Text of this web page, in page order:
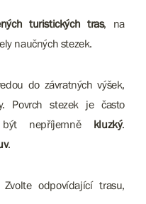
turistických tras, na
naučných stezek.
do závratných výšek,
Povrch stezek je často
nepříjemně kluzký.
.
odpovídající trasu,